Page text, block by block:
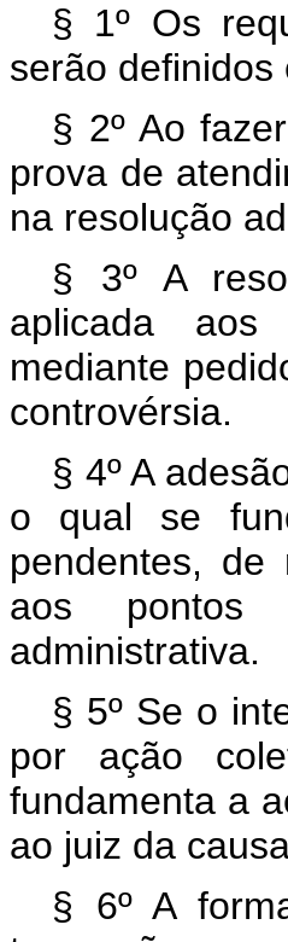
§ 1º Os
serão
§ 2º Ao
prova de
na resolução
§ 3º A
aplicada aos
mediante
controvérsia.
§ 4º A
o qual se
pendentes, de
aos pontos
administrativa.
§ 5º Se o
por ação
fundamenta a
ao juiz da
§ 6º A